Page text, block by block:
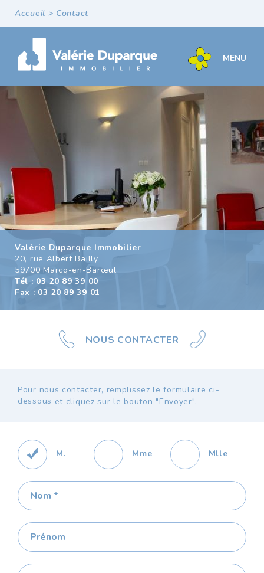
MENU
Espace
client
Ma
sélection
Rappel
NOUVEAUTÉS
VENTE MAISONS
VENTE APPARTEMENTS
LOCATIONS
AGENCE
Accueil > Contact
Valérie Duparque Immobilier
20, rue Albert Bailly
59700 Marcq-en-Barœul
Tél : 03 20 89 39 00
Fax : 03 20 89 39 01
NOUS CONTACTER
Pour nous contacter, remplissez le formulaire ci-
dessous et cliquez sur le bouton "Envoyer".
M. Mme Mlle